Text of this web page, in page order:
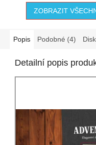
ZOBRAZIT
Popis Podobné (4)
Detailní popis